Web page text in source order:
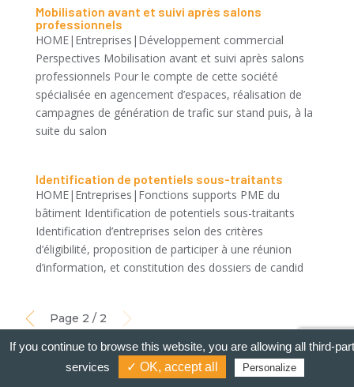
Mobilisation avant et suivi après salons
professionnels
HOME|Entreprises|Développement commercial
Perspectives Mobilisation avant et suivi après salons
professionnels Pour le compte de cette société
spécialisée en agencement d’espaces, réalisation de
campagnes de génération de trafic sur stand puis, à la
suite du salon
Identification de potentiels sous-traitants
HOME|Entreprises|Fonctions supports PME du
bâtiment Identification de potentiels sous-traitants
Identification d’entreprises selon des critères
d’éligibilité, proposition de participer à une réunion
d’information, et constitution des dossiers de candid
Page 2 / 2
If you continue to browse this website, you are allowing all third-
services
✓ OK, accept all Personalize